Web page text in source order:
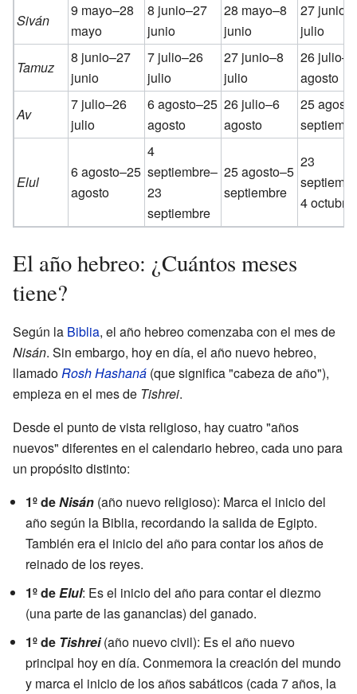
Siván
9 mayo–28
mayo
8 junio–27
junio
28 mayo–8
junio
27
julio
Tamuz
8 junio–27
junio
7 julio–26
julio
27 junio–8
julio
26 julio–6
agosto
Av
7 julio–26
julio
6 agosto–25
agosto
26 julio–6
agosto
25
Elul
6 agosto–25
agosto
4
septiembre–
23
septiembre
25 agosto–5
septiembre
23
4 octubre
El año hebreo: ¿Cuántos meses
tiene?
Según la Biblia, el año hebreo comenzaba con el mes de
Nisán. Sin embargo, hoy en día, el año nuevo hebreo,
llamadoRosh Hashaná (que significa "cabeza de año"),
empieza en el mes de Tishrei.
Desde el punto de vista religioso, hay cuatro "años
nuevos" diferentes en el calendario hebreo, cada uno para
un propósito distinto:
1º deNisán (año nuevo religioso): Marca el inicio del
año según la Biblia, recordando la salida de Egipto.
También era el inicio del año para contar los años de
reinado de los reyes.
1º deElul: Es el inicio del año para contar el diezmo
(una parte de las ganancias) del ganado.
1º de Tishrei(año nuevo civil): Es el año nuevo
principal hoy en día. Conmemora la creación del mundo
y marca el inicio de los años sabáticos (cada 7 años, la